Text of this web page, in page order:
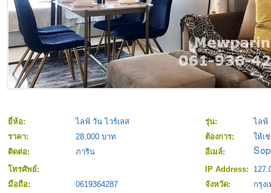
ยี่ห้อ: ไลฟ์ วัน ไวร์เลส รุ่น:
ไลฟ์
ราคา:
28,000 บาท ต้องการ:
ให้เ
ติดต่อ:
ภาริน
อีเมล์:
โทรศัพย์:
IP Address:
มือถือ:
0619364287 จังหวัด:
กรุง